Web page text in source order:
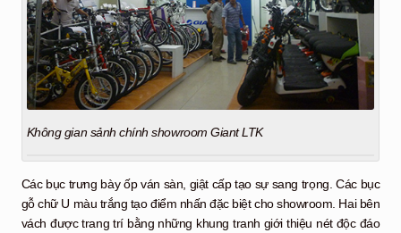
Không gian sảnh chính showroom Giant LTK
Các bục trưng bày ốp ván sàn, giật cấp tạo sự sang trọng. Các bục
gỗ chữ U màu trắng tạo điểm nhấn đặc biệt cho showroom. Hai bên
vách được trang trí bằng những khung tranh giới thiệu nét độc đáo